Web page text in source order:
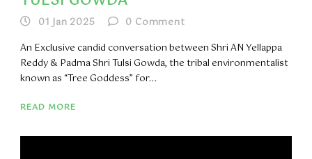
01 Jan 2025 0 Comment
An Exclusive candid conversation between Shri AN Yellappa
Reddy & Padma Shri Tulsi Gowda, the tribal environmentalist
known as “Tree Goddess” for...
READ MORE